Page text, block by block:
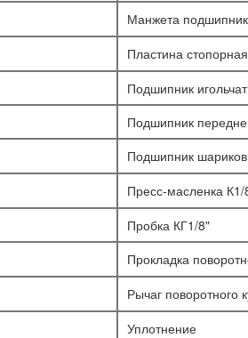
Манжета
Пластина
Подшипник
Подшипник
Подшипник
Пресс-масленка К1/
Пробка КГ1/8"
Прокладка
Рычаг поворотного
Уплотнение